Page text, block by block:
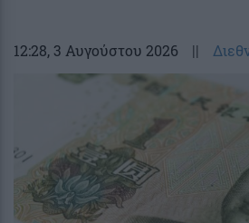
12:28, 3 Αυγούστου 2026 ||